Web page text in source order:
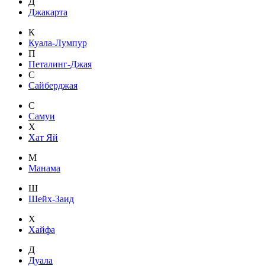
Джакарта
К
Куала-Лумпур
П
Петалинг-Джая
С
Сайберджая
С
Самуи
Х
Хат Яй
М
Манама
Ш
Шейх-Заид
Х
Хайфа
Д
Дуала